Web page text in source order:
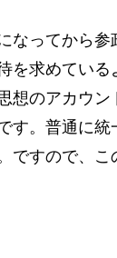
なってから参
を求めている
想のアカウン
す。普通に統
ですので、こ